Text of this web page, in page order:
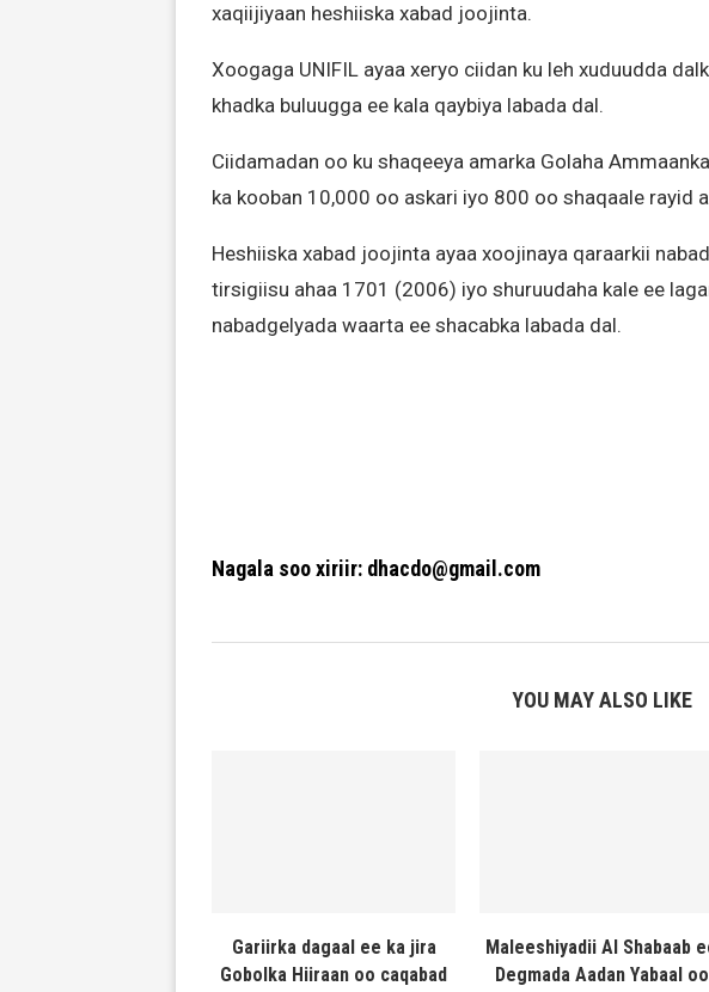
xaqiijiyaan heshiiska xabad joojinta.
Xoogaga UNIFIL ayaa xeryo ciidan ku leh xuduudda
khadka buluugga ee kala qaybiya labada dal.
Ciidamadan oo ku shaqeeya amarka Golaha
ka kooban 10,000 oo askari iyo 800 oo shaqaale rayid
Heshiiska xabad joojinta ayaa xoojinaya qaraarkii
tirsigiisu ahaa 1701 (2006) iyo shuruudaha kale ee
nabadgelyada waarta ee shacabka labada dal.
Nagala soo xiriir: dhacdo@gmail.com
YOU MAY ALSO LIKE
Gariirka dagaal ee ka jira
Gobolka Hiiraan oo caqabad
Maleeshiyadii Al Shabaab
Degmada Aadan Yabaal oo